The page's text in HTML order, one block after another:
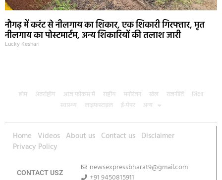
नौगढ़ में करंट से नीलगाय का शिकार, एक शिकारी गिरफ्तार, मृत
नीलगाय का पोस्टमार्टम, अन्य शिकारियों की तलाश जारी
Lucky Keshari
होम अंतर्राष्ट्रीय आज फोकस में राष्ट्रीय मनोरंजन खेल राजनीति
शिक्षा
स्वास्थ्य
लाइफस्टाइल ई-पेपर अन्य
Home Videos About us Contact us Disclaimer
Privacy Policy
CONTACT USZ
newsexpressbharat9@gmail.com
+91 9450815911